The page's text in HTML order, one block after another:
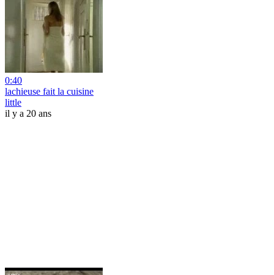
0:40
lachieuse fait la cuisine
little
il y a 20 ans